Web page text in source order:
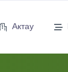
Актау